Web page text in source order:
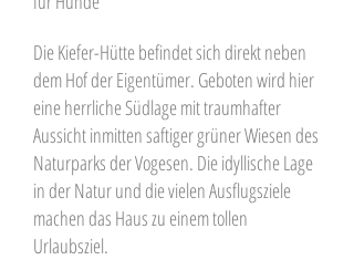
Die Kiefer-Hütte befindet sich direkt neben
dem Hof der Eigentümer. Geboten wird hier
eine herrliche Südlage mit traumhafter
Aussicht inmitten saftiger grüner Wiesen des
Naturparks der Vogesen. Die idyllische Lage
in der Natur und die vielen Ausflugsziele
machen das Haus zu einem tollen
Urlaubsziel.